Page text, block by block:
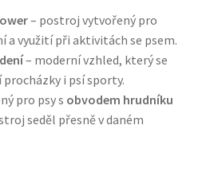
psy
— Italské holistic krmivo
– postroj vytvořený pro
a využití při aktivitách se psem.
– moderní vzhled, který se
i psí sporty.
pro psy s obvodem hrudníku
seděl přesně v daném